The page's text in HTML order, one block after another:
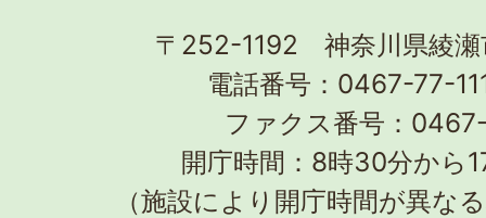
〒252-1192 神奈川県綾瀬
電話番号：0467-77-
ファクス番号：
開庁時間：8時30分から
（施設により開庁時間が異な